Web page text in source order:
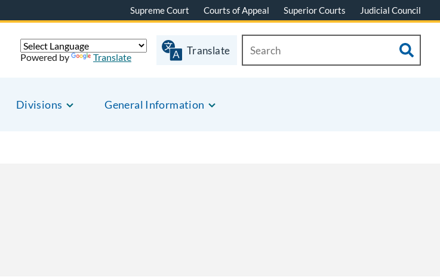
Supreme Court Courts of Appeal Superior Courts Judicial Council
Divisions General Information
Powered by Translate
Translate